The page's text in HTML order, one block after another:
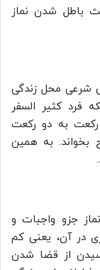
که باعث باطل شدن نماز
شرعی محل زندگی
اینکه فرد کثیر السفر
نباشد) نمازهای ظهر، عصر و عشایش از 4 رکعت به دو رکعت
بخواند. به همین
جزو واجبات و
در آن، یعنی کم
از قضا شدن